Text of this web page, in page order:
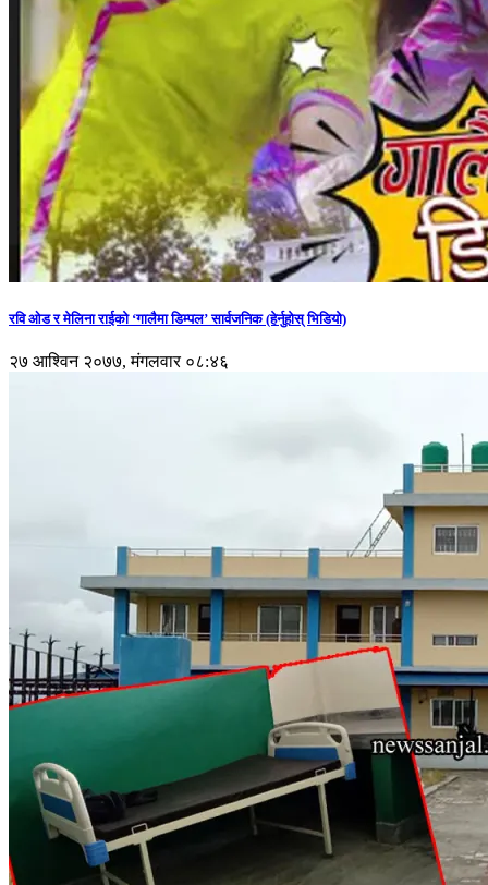
रवि ओड र मेलिना राईको ‘गालैमा डिम्पल’ सार्वजनिक (हेर्नुहोस् भिडियो)
२७ आश्विन २०७७, मंगलवार ०८:४६